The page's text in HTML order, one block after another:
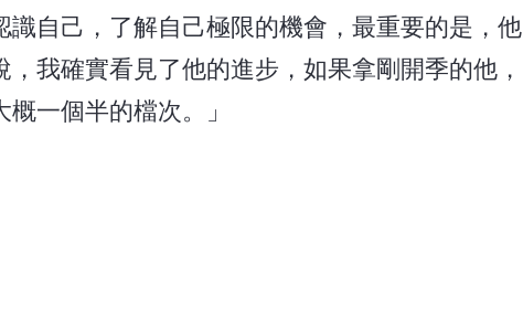
自己，了解自己極限的機會，最重要的是，他
我確實看見了他的進步，如果拿剛開季的他，
一個半的檔次。」